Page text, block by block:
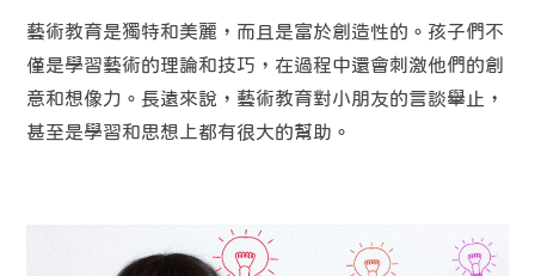
藝術教育是獨特和美麗，而且是富於創造性的。孩子們不
僅是學習藝術的理論和技巧，在過程中還會刺激他們的創
意和想像力。長遠來說，藝術教育對小朋友的言談舉止，
甚至是學習和思想上都有很大的幫助。